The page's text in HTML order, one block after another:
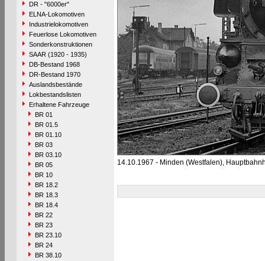
DR - "6000er"
ELNA-Lokomotiven
Industrielokomotiven
Feuerlose Lokomotiven
Sonderkonstruktionen
SAAR (1920 - 1935)
DB-Bestand 1968
DR-Bestand 1970
Auslandsbestände
Lokbestandslisten
Erhaltene Fahrzeuge
BR 01
BR 01.5
BR 01.10
BR 03
BR 03.10
BR 05
BR 10
BR 18.2
BR 18.3
BR 18.4
BR 22
BR 23
BR 23.10
BR 24
BR 38.10
14.10.1967 - Minden (Westfalen),